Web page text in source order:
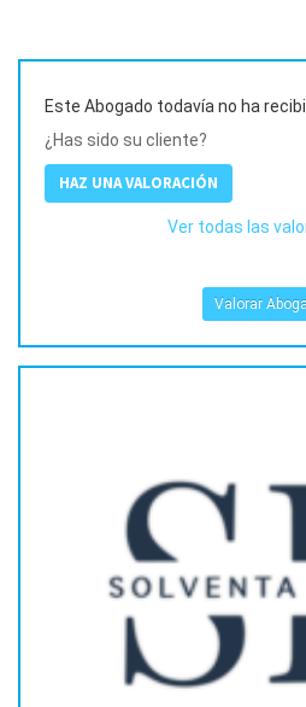
Este Abogado todavía no ha
¿Has sido su cliente?
HAZ UNA VALORACIÓN
Ver todas las
Valorar